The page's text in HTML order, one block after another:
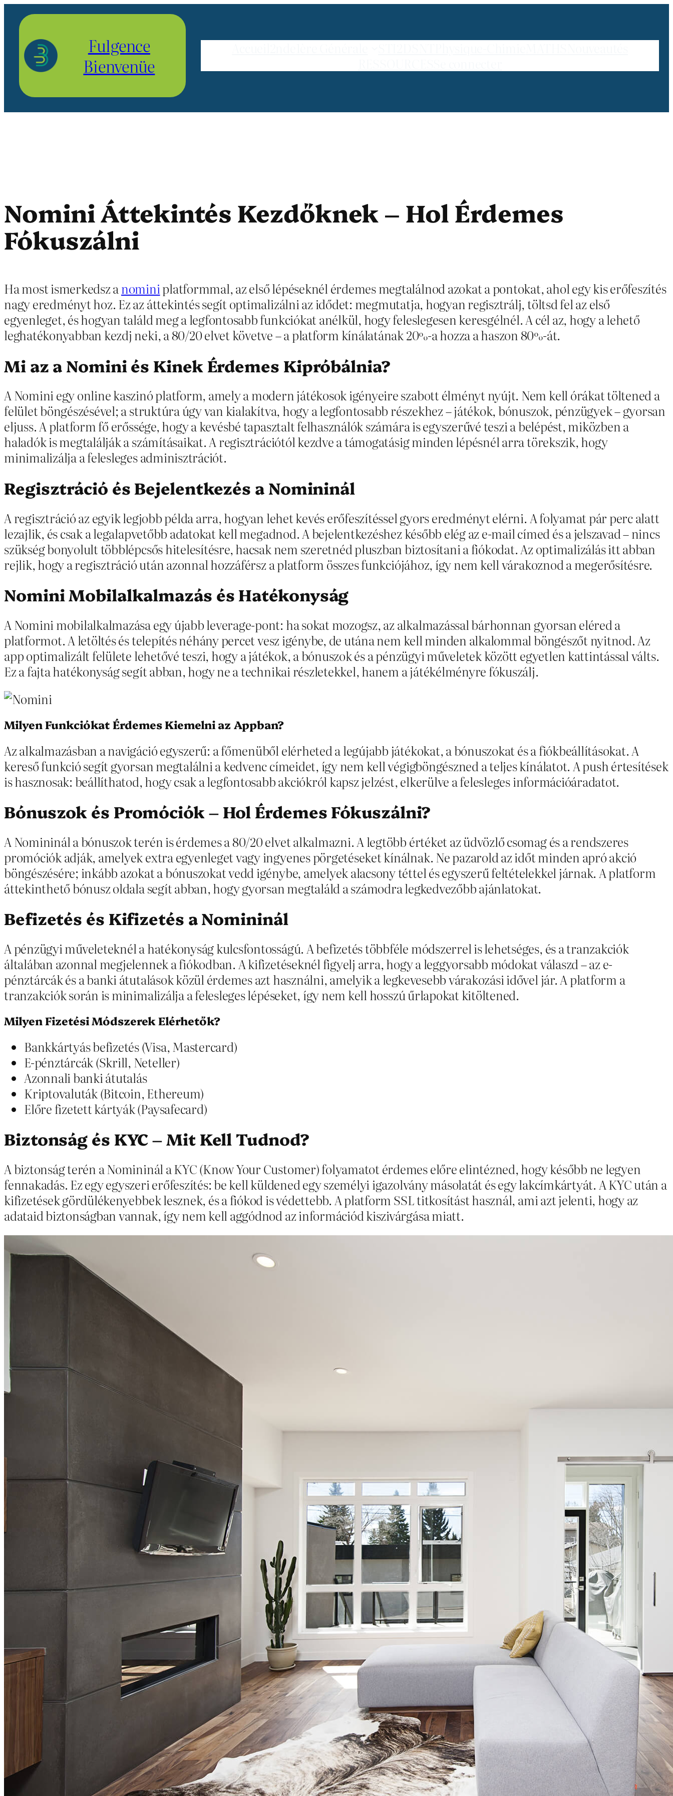
Aller
contenu
Fulgence
Bienvenüe
Nomini Áttekintés Kezdőknek – Hol Érdemes
Fókuszálni
Ha most ismerkedsz anominiplatformmal, az első lépéseknél érdemes megtalálnod azokat a pontokat, ahol egy kis erőfeszítés
nagy eredményt hoz. Ez az áttekintés segít optimalizálni az idődet: megmutatja, hogyan regisztrálj, töltsd fel az első
egyenleget, és hogyan találd meg a legfontosabb funkciókat anélkül, hogy feleslegesen keresgélnél. A cél az, hogy a lehető
leghatékonyabban kezdj neki, a 80/20 elvet követve – a platform kínálatának 20%-a hozza a haszon 80%-át.
Mi az a Nomini és Kinek Érdemes Kipróbálnia?
A Nomini egy online kaszinó platform, amely a modern játékosok igényeire szabott élményt nyújt. Nem kell órákat töltened a
felület böngészésével; a struktúra úgy van kialakítva, hogy a legfontosabb részekhez – játékok, bónuszok, pénzügyek – gyorsan
eljuss. A platform fő erőssége, hogy a kevésbé tapasztalt felhasználók számára is egyszerűvé teszi a belépést, miközben a
haladók is megtalálják a számításaikat. A regisztrációtól kezdve a támogatásig minden lépésnél arra törekszik, hogy
minimalizálja a felesleges adminisztrációt.
Regisztráció és Bejelentkezés a Nomininál
A regisztráció az egyik legjobb példa arra, hogyan lehet kevés erőfeszítéssel gyors eredményt elérni. A folyamat pár perc alatt
lezajlik, és csak a legalapvetőbb adatokat kell megadnod. A bejelentkezéshez később elég az e-mail címed és a jelszavad – nincs
szükség bonyolult többlépcsős hitelesítésre, hacsak nem szeretnéd pluszban biztosítani a fiókodat. Az optimalizálás itt abban
rejlik, hogy a regisztráció után azonnal hozzáférsz a platform összes funkciójához, így nem kell várakoznod a megerősítésre.
Nomini Mobilalkalmazás és Hatékonyság
A Nomini mobilalkalmazása egy újabb leverage-pont: ha sokat mozogsz, az alkalmazással bárhonnan gyorsan eléred a
platformot. A letöltés és telepítés néhány percet vesz igénybe, de utána nem kell minden alkalommal böngészőt nyitnod. Az
app optimalizált felülete lehetővé teszi, hogy a játékok, a bónuszok és a pénzügyi műveletek között egyetlen kattintással válts.
Ez a fajta hatékonyság segít abban, hogy ne a technikai részletekkel, hanem a játékélményre fókuszálj.
Milyen Funkciókat Érdemes Kiemelni az Appban?
Az alkalmazásban a navigáció egyszerű: a főmenüből elérheted a legújabb játékokat, a bónuszokat és a fiókbeállításokat. A
kereső funkció segít gyorsan megtalálni a kedvenc címeidet, így nem kell végigböngészned a teljes kínálatot. A push értesítések
is hasznosak: beállíthatod, hogy csak a legfontosabb akciókról kapsz jelzést, elkerülve a felesleges információáradatot.
Bónuszok és Promóciók – Hol Érdemes Fókuszálni?
A Nomininál a bónuszok terén is érdemes a 80/20 elvet alkalmazni. A legtöbb értéket az üdvözlő csomag és a rendszeres
promóciók adják, amelyek extra egyenleget vagy ingyenes pörgetéseket kínálnak. Ne pazarold az időt minden apró akció
böngészésére; inkább azokat a bónuszokat vedd igénybe, amelyek alacsony téttel és egyszerű feltételekkel járnak. A platform
áttekinthető bónusz oldala segít abban, hogy gyorsan megtaláld a számodra legkedvezőbb ajánlatokat.
Befizetés és Kifizetés a Nomininál
A pénzügyi műveleteknél a hatékonyság kulcsfontosságú. A befizetés többféle módszerrel is lehetséges, és a tranzakciók
általában azonnal megjelennek a fiókodban. A kifizetéseknél figyelj arra, hogy a leggyorsabb módokat válaszd – az e-
pénztárcák és a banki átutalások közül érdemes azt használni, amelyik a legkevesebb várakozási idővel jár. A platform a
tranzakciók során is minimalizálja a felesleges lépéseket, így nem kell hosszú űrlapokat kitöltened.
Milyen Fizetési Módszerek Elérhetők?
Bankkártyás befizetés (Visa, Mastercard)
E-pénztárcák (Skrill, Neteller)
Azonnali banki átutalás
Kriptovaluták (Bitcoin, Ethereum)
Előre fizetett kártyák (Paysafecard)
Biztonság és KYC – Mit Kell Tudnod?
A biztonság terén a Nomininál a KYC (Know Your Customer) folyamatot érdemes előre elintézned, hogy később ne legyen
fennakadás. Ez egy egyszeri erőfeszítés: be kell küldened egy személyi igazolvány másolatát és egy lakcímkártyát. A KYC után a
kifizetések gördülékenyebbek lesznek, és a fiókod is védettebb. A platform SSL titkosítást használ, ami azt jelenti, hogy az
adataid biztonságban vannak, így nem kell aggódnod az információd kiszivárgása miatt.